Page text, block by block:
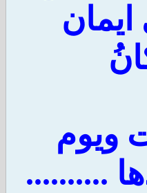
ايمان
ويوم
..........